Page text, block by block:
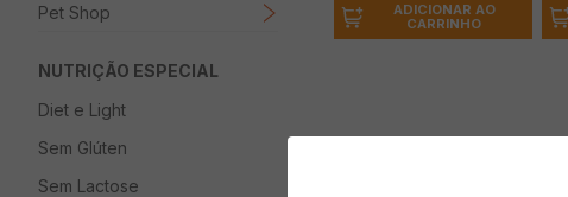
Pet Shop
NUTRIÇÃO ESPECIAL
Diet e Light
Sem Glúten
Sem Lactose
ADICIONAR AO
CARRINHO